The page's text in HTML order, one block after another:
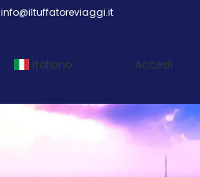
info@iltuffatoreviaggi.it
Italiano Accedi